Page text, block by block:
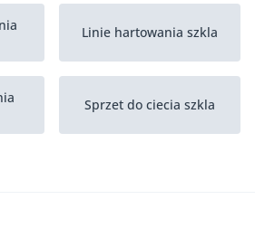
Linie hartowania szkla
Sprzet do ciecia szkla